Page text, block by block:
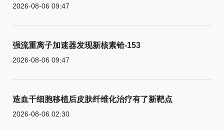
2026-08-06 09:47
强流重离子加速器发现新核素铪-153
2026-08-06 09:47
造血干细胞移植后皮肤纤维化治疗有了新靶点
2026-08-06 02:30